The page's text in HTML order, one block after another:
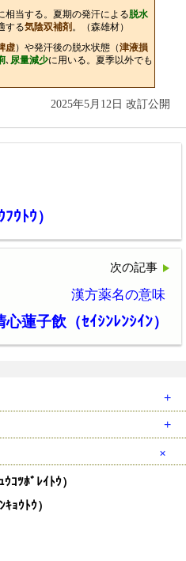
相当する。夏期の発汗による脱水
する気陰双補剤 。（森雄材）
虚）や発汗後の脱水状態（津液損
､ 尿量減少に用いる。夏季以外でも
2025年5月12日 改訂公開
ｳﾄｳ）
次の記事
漢方薬名の意味
心蓮子飲（ｾｲｼﾝﾚﾝｼｲﾝ）
ｶｾﾝｷｭｳｼﾝｲ）
ｺﾂﾎﾞﾚｲﾄｳ）
ｮｳﾄｳ）